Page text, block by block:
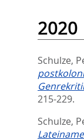
2020
Schulze,
215-229.
Schulze,